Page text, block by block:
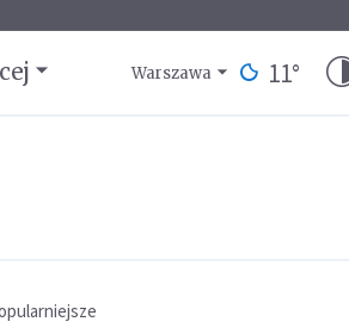
Warszawa 11°